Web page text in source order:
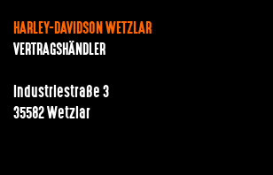
HARLEY-DAVIDSON WETZLAR
VERTRAGSHÄNDLER
Industriestraße 3
35582 Wetzlar